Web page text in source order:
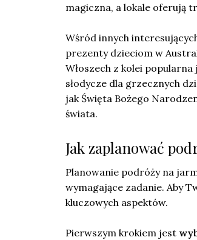
magiczna, a lokale oferują
Wśród innych
prezenty dzieciom w
Włoszech z kolei
słodycze dla grzecznych
jak Święta Bożego
świata.
Jak zaplanować
Planowanie podróży na
wymagające zadanie. Aby
kluczowych aspektów.
Pierwszym krokiem jest